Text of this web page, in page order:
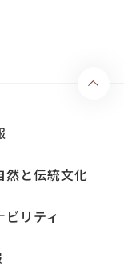
然と伝統文化
ビリティ